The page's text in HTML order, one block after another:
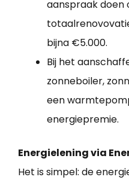
aanspraak doen
bijna €5.000.
Bij het
zonneboiler,
een
energiepremie.
Energielening via
Het is simpel: de